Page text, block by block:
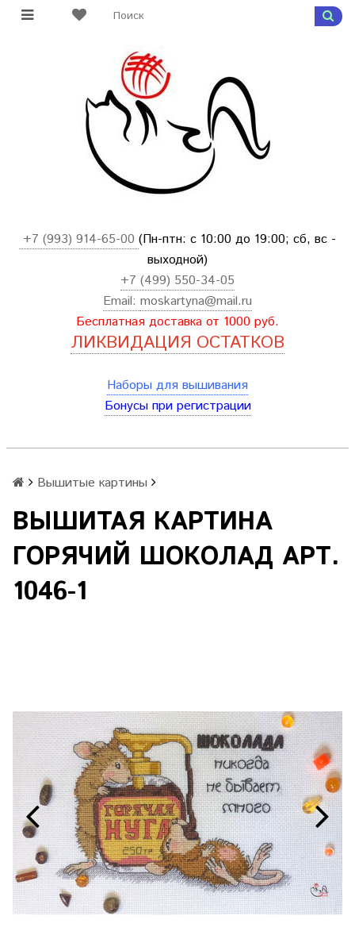
+7 (993) 914-65-00 (Пн-птн: с 10:00 до 19:00; сб, вс -
выходной)
+7 (499) 550-34-05
Email: moskartyna@mail.ru
Бесплатная доставка от 1000 руб.
ЛИКВИДАЦИЯ ОСТАТКОВ
Наборы для вышивания
Бонусы при регистрации
Вышитые картины
ВЫШИТАЯ КАРТИНА
ГОРЯЧИЙ ШОКОЛАД АРТ.
1046-1